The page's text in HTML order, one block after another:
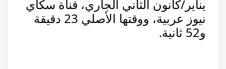
يناير/كانون الثاني الجاري، قناة سكاي
نيوز عربية، ووقتها الأصلي 23 دقيقة
و52 ثانية.